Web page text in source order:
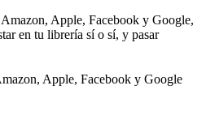
Apple, Facebook y Google,
en tu librería sí o sí, y pasar
Apple, Facebook y Google